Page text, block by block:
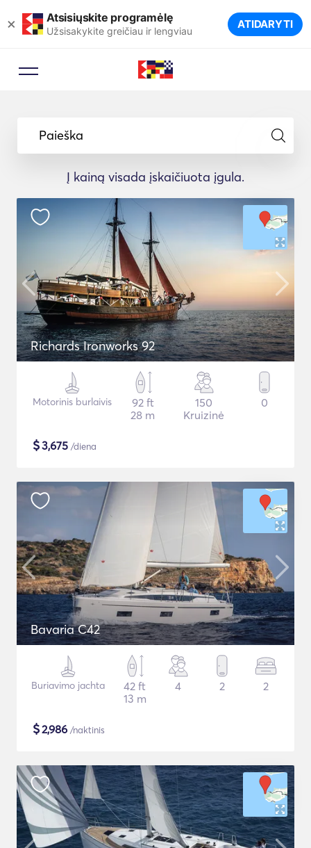
× Atsisiųskite programėlę
Užsisakykite greičiau ir lengviau ATIDARYTI
Paieška
Į kainą visada įskaičiuota įgula.
Richards Ironworks 92
Motorinis burlaivis
92 ft
28 m
150
Kruizinė
0
$3,675 /diena
Bavaria C42
Buriavimo jachta
42 ft
13 m
4 2 2
$2,986 /naktinis